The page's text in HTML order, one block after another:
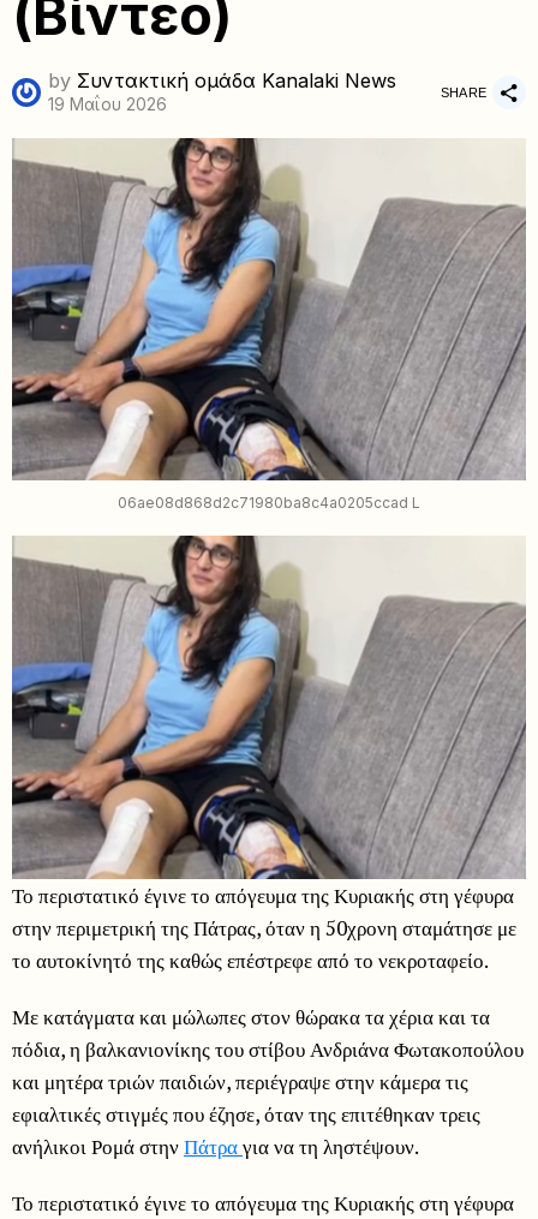
(Βίντεο)
by Συντακτική ομάδα Kanalaki News
19 Μαΐου 2026
SHARE
06ae08d868d2c71980ba8c4a0205ccad L
Το περιστατικό έγινε το απόγευμα της Κυριακής στη γέφυρα
στην περιμετρική της Πάτρας, όταν η 50χρονη σταμάτησε με
το αυτοκίνητό της καθώς επέστρεφε από το νεκροταφείο.
Με κατάγματα και μώλωπες στον θώρακα τα χέρια και τα
πόδια, η βαλκανιονίκης του στίβου Ανδριάνα Φωτακοπούλου
και μητέρα τριών παιδιών, περιέγραψε στην κάμερα τις
εφιαλτικές στιγμές που έζησε, όταν της επιτέθηκαν τρεις
ανήλικοι Ρομά στηνΠάτραγια να τη ληστέψουν.
Το περιστατικό έγινε το απόγευμα της Κυριακής στη γέφυρα